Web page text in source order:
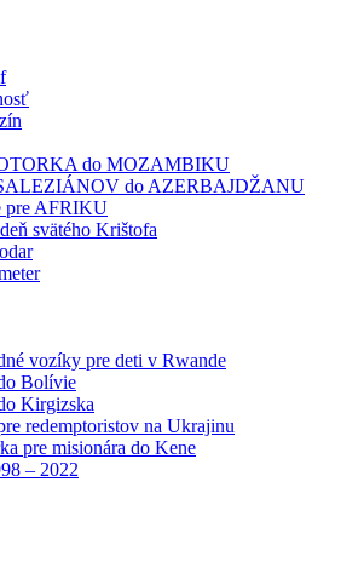
do MOZAMBIKU
do AZERBAJDŽANU
pre AFRIKU
svätého Krištofa
vozíky pre deti v Rwande
Bolívie
Kirgizska
redemptoristov na Ukrajinu
pre misionára do Kene
– 2022